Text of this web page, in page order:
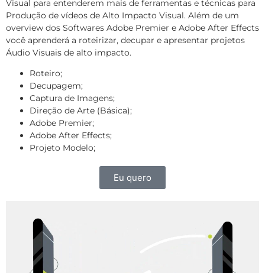
Visual para entenderem mais de ferramentas e técnicas para
Produção de vídeos de Alto Impacto Visual. Além de um
overview dos Softwares Adobe Premier e Adobe After Effects
você aprenderá a roteirizar, decupar e apresentar projetos
Áudio Visuais de alto impacto.
Roteiro;
Decupagem;
Captura de Imagens;
Direção de Arte (Básica);
Adobe Premier;
Adobe After Effects;
Projeto Modelo;
Eu quero